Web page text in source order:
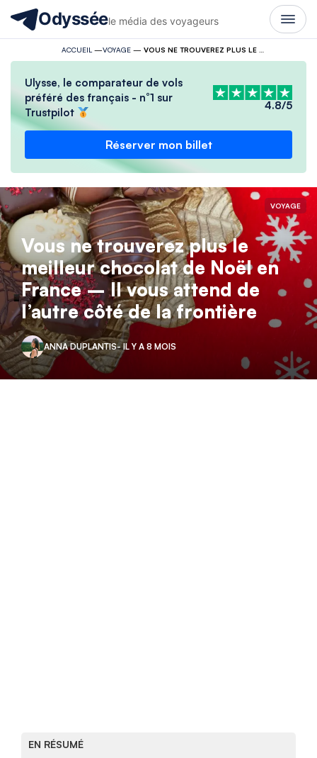
Odysséele média des voyageurs
ACCUEIL —VOYAGE—
Ulysse, le comparateur de vols
préféré des français - n°1 sur
Trustpilot
4.8/5
Réserver mon billet
VOYAGE
Vous ne trouverez plus le
meilleur chocolat de Noël en
France – Il vous attend de
l’autre côté de la frontière
ANNA DUPLANTIS- IL Y A 8 MOIS
EN RÉSUMÉ